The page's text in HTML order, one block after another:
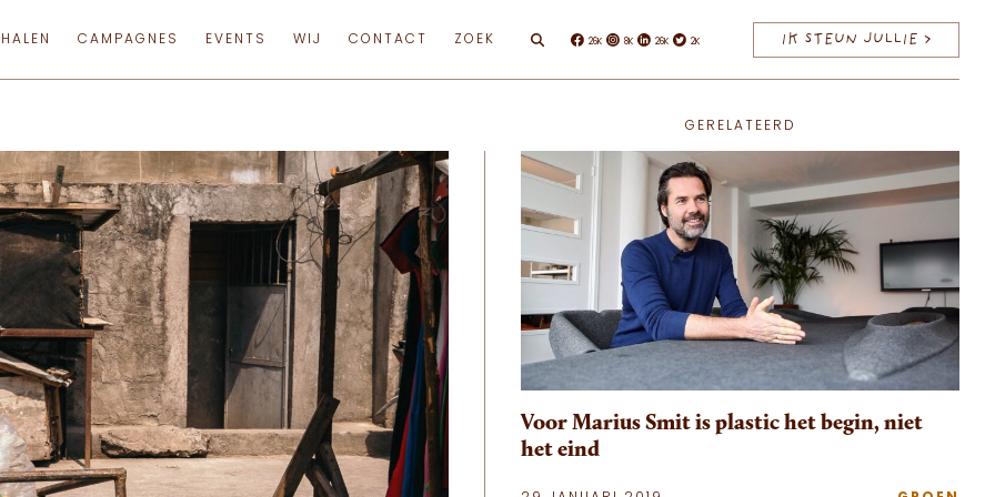
CAMPAGNES EVENTS WIJ CONTACT ZOEK Facebook
26K Instagram
8K Linkedin
26K Twitter
2K IK STEUN JULLIE >
GERELATEERD
Voor Marius Smit is plastic het begin, niet
het eind